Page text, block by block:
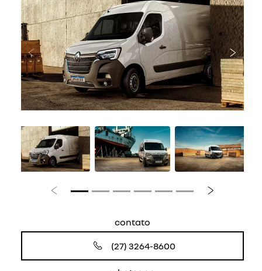
Anterior
Anterior Próximo
contato
(27) 3264-8600